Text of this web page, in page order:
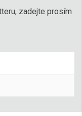
zadejte prosím